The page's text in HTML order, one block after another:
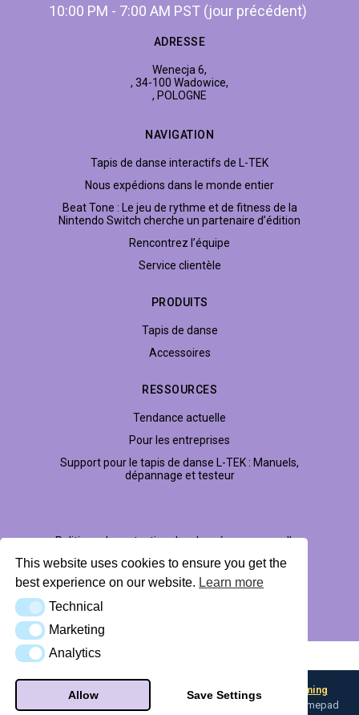
This website uses cookies to ensure you get the
best experience on our website. Learn more
Technical
Technical
Marketing
Marketing
AnalyticsAnalytics
Allow Save Settings
10:00 PM - 7:00 AM PST (jour précédent)
ADRESSE
Wenecja 6,
, 34-100 Wadowice,
, POLOGNE
NAVIGATION
Tapis de danse interactifs de L-TEK
Nous expédions dans le monde entier
Beat Tone : Le jeu de rythme et de fitness de la
Nintendo Switch cherche un partenaire d’édition
Rencontrez l’équipe
Service clientèle
PRODUITS
Tapis de danse
Accessoires
RESSOURCES
Tendance actuelle
Pour les entreprises
Support pour le tapis de danse L-TEK : Manuels,
dépannage et testeur
© 2026 LTEK Sp. z o.o. Tous droits réservés.
Politique de protection des données personnelles
Profil Hub
Looking for input flexibility? Discover
Boulder — L-TEK Gaming
— map any input device to keyboard, mouse, or gamepad